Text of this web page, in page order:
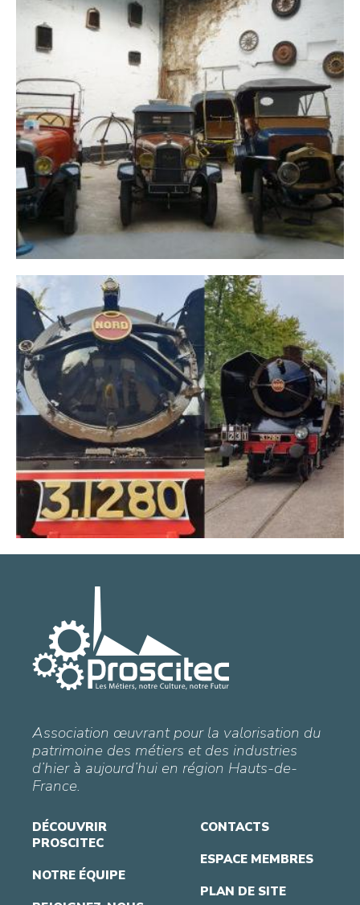
Association œuvrant pour la valorisation du
patrimoine des métiers et des industries
d’hier à aujourd’hui en région Hauts-de-
France.
DÉCOUVRIR
PROSCITEC
NOTRE ÉQUIPE
CONTACTS
ESPACE MEMBRES
PLAN DE SITE